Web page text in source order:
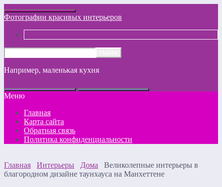
Фотографии красивых интерьеров
Например, маленькая кухня
Меню
Главная
Карта сайта
Обратная связь
Политика конфиденциальности
Главная Интерьеры Дома
Великолепные интерьеры в
благородном дизайне таунхауса на Манхеттене